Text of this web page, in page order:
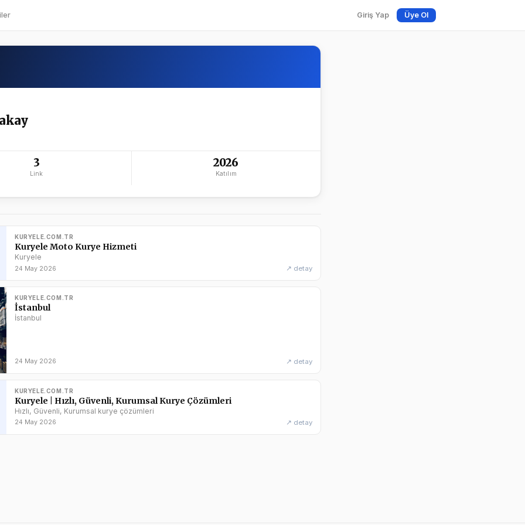
Giriş Yap Üye Ol
3
Link
2026
Katılım
KURYELE.COM.TR
Kuryele Moto Kurye Hizmeti
Kuryele
24 May 2026 ↗ detay
KURYELE.COM.TR
İstanbul
İstanbul
24 May 2026 ↗ detay
KURYELE.COM.TR
Kuryele | Hızlı, Güvenli, Kurumsal Kurye Çözümleri
Hızlı, Güvenli, Kurumsal kurye çözümleri
24 May 2026 ↗ detay